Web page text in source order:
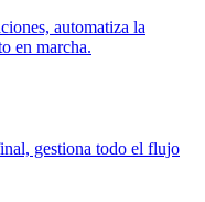
automatiza la
en marcha.
gestiona todo el flujo